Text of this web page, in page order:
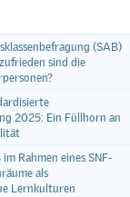
(SAB)
sind die
2025: Ein Füllhorn an
Rahmen eines SNF-
als
Lernkulturen